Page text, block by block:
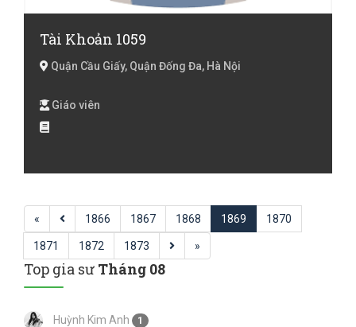
Tài Khoản 1059
Quận Cầu Giấy, Quận Đống Đa, Hà Nội
Giáo viên
« 1866 1867 1868 1869 1870
1871 1872 1873 »
Top gia sư Tháng 08
Huỳnh Kim Anh 1